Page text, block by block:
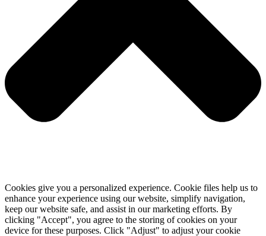
Cookies give you a personalized experience. Cookie files help us to
enhance your experience using our website, simplify navigation,
keep our website safe, and assist in our marketing efforts. By
clicking "Accept", you agree to the storing of cookies on your
device for these purposes. Click "Adjust" to adjust your cookie